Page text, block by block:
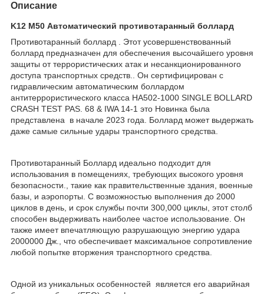
Описание
K12 M50 Автоматический противотаранный боллард
Противотаранный боллард . Этот усовершенствованный
боллард предназначен для обеспечения высочайшего уровня
защиты от террористических атак и несанкционированного
доступа транспортных средств.. Он сертифицирован с
гидравлическим автоматическим боллардом
антитеррористического класса HA502-1000 SINGLE BOLLARD
CRASH TEST PAS. 68 & IWA 14-1 это Новинка была
представлена в начале 2023 года. Боллард может выдержать
даже самые сильные удары транспортного средства.
Противотаранный Боллард идеально подходит для
использования в помещениях, требующих высокого уровня
безопасности., такие как правительственные здания, военные
базы, и аэропорты. С возможностью выполнения до 2000
циклов в день, и срок службы почти 300,000 циклы, этот столб
способен выдерживать наиболее частое использование. Он
также имеет впечатляющую разрушающую энергию удара
2000000 Дж., что обеспечивает максимальное сопротивление
любой попытке вторжения транспортного средства.
Одной из уникальных особенностей является его аварийная